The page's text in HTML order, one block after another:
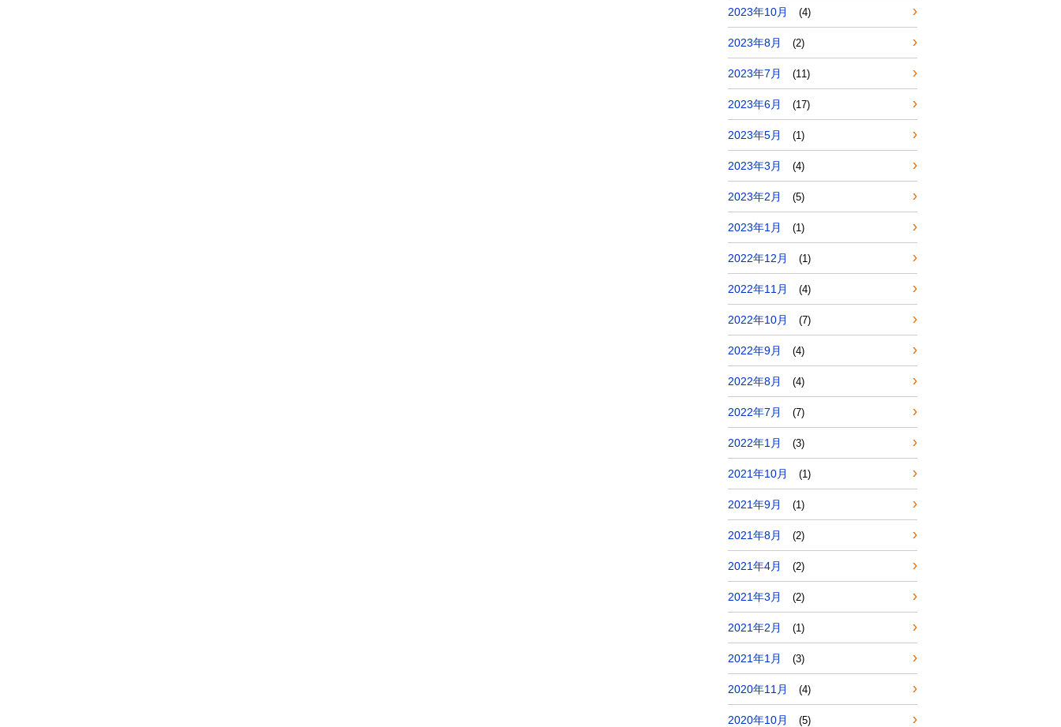
2023年10月 (4)
2023年8月 (2)
2023年7月 (11)
2023年6月 (17)
2023年5月 (1)
2023年3月 (4)
2023年2月 (5)
2023年1月 (1)
2022年12月 (1)
2022年11月 (4)
2022年10月 (7)
2022年9月 (4)
2022年8月 (4)
2022年7月 (7)
2022年1月 (3)
2021年10月 (1)
2021年9月 (1)
2021年8月 (2)
2021年4月 (2)
2021年3月 (2)
2021年2月 (1)
2021年1月 (3)
2020年11月 (4)
2020年10月 (5)